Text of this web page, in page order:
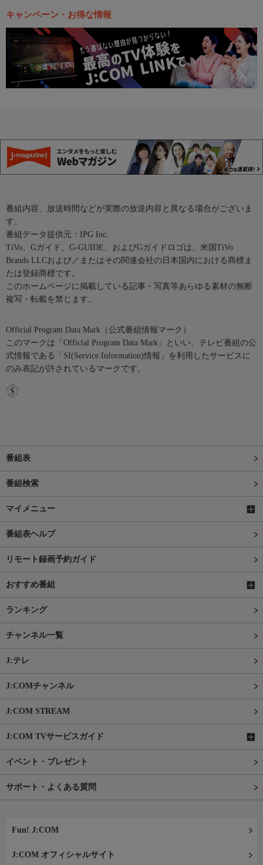
キャンペーン・お得な情報
番組内容、放送時間などが実際の放送内容と異なる場合がございま
す。
番組データ提供元：IPG Inc.
TiVo、Gガイド、G-GUIDE、およびGガイドロゴは、米国TiVo
Brands LLCおよび／またはその関連会社の日本国内における商標ま
たは登録商標です。
このホームページに掲載している記事・写真等あらゆる素材の無断
複写・転載を禁じます。
Official Program Data Mark（公式番組情報マーク）
このマークは「Official Program Data Mark」といい、テレビ番組の公
式情報である「SI(Service Information)情報」を利用したサービスに
のみ表記が許されているマークです。
番組表
番組検索
マイメニュー
番組表ヘルプ
リモート録画予約ガイド
おすすめ番組
ランキング
チャンネル一覧
J:テレ
J:COMチャンネル
J:COM STREAM
J:COM TVサービスガイド
イベント・プレゼント
サポート・よくある質問
Fun! J:COM
J:COM オフィシャルサイト